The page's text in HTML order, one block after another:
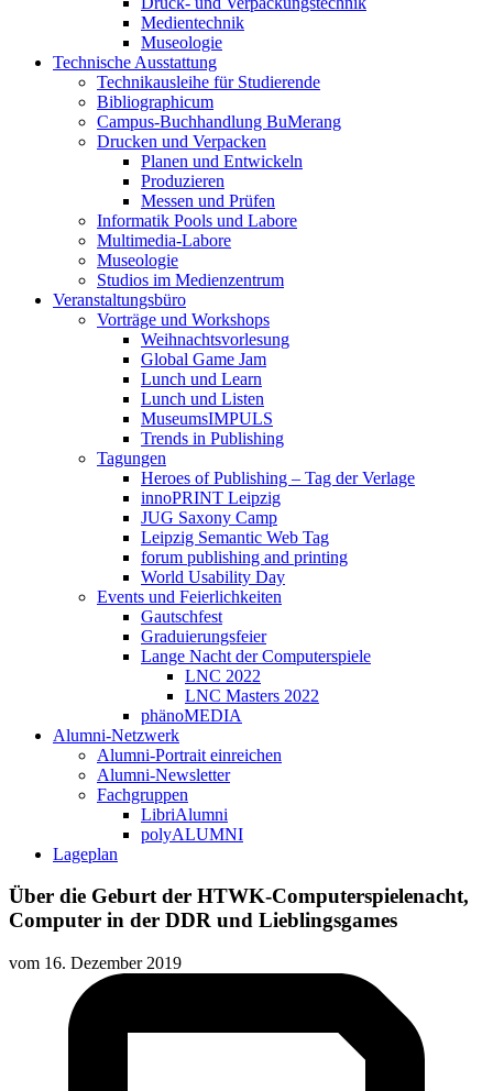
Medientechnik
Museologie
Technische Ausstattung
Technikausleihe für Studierende
Bibliographicum
Campus-Buchhandlung BuMerang
Drucken und Verpacken
Planen und Entwickeln
Produzieren
Messen und Prüfen
Informatik Pools und Labore
Multimedia-Labore
Museologie
Studios im Medienzentrum
Veranstaltungsbüro
Vorträge und Workshops
Weihnachtsvorlesung
Global Game Jam
Lunch und Learn
Lunch und Listen
MuseumsIMPULS
Trends in Publishing
Tagungen
Heroes of Publishing – Tag der Verlage
innoPRINT Leipzig
JUG Saxony Camp
Leipzig Semantic Web Tag
forum publishing and printing
World Usability Day
Events und Feierlichkeiten
Gautschfest
Graduierungsfeier
Lange Nacht der Computerspiele
LNC 2022
LNC Masters 2022
phänoMEDIA
Alumni-Netzwerk
Alumni-Portrait einreichen
Alumni-Newsletter
Fachgruppen
LibriAlumni
polyALUMNI
Lageplan
Über die Geburt der HTWK-Computerspielenacht,
Computer in der DDR und Lieblingsgames
vom 16. Dezember 2019